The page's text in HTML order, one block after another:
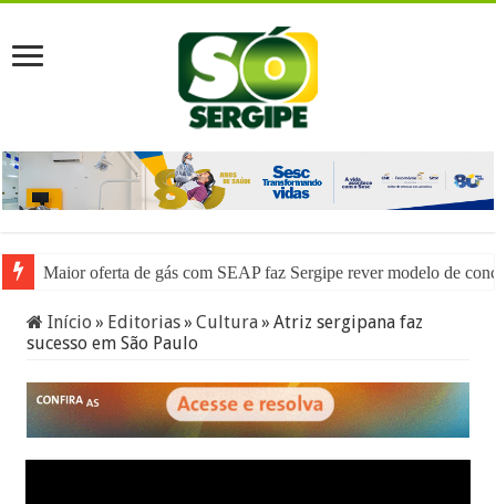
Maior oferta de gás com SEAP faz Sergipe rever modelo de
Início » Editorias» Cultura» Atriz sergipana faz
sucesso em São Paulo